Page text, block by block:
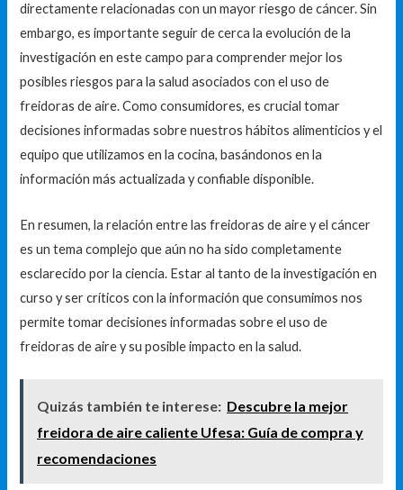
directamente relacionadas con un mayor riesgo de cáncer. Sin
embargo, es importante seguir de cerca la evolución de la
investigación en este campo para comprender mejor los
posibles riesgos para la salud asociados con el uso de
freidoras de aire. Como consumidores, es crucial tomar
decisiones informadas sobre nuestros hábitos alimenticios y el
equipo que utilizamos en la cocina, basándonos en la
información más actualizada y confiable disponible.
En resumen, la relación entre las freidoras de aire y el cáncer
es un tema complejo que aún no ha sido completamente
esclarecido por la ciencia. Estar al tanto de la investigación en
curso y ser críticos con la información que consumimos nos
permite tomar decisiones informadas sobre el uso de
freidoras de aire y su posible impacto en la salud.
Quizás también te interese: Descubre la mejor
freidora de aire caliente Ufesa: Guía de compra y
recomendaciones